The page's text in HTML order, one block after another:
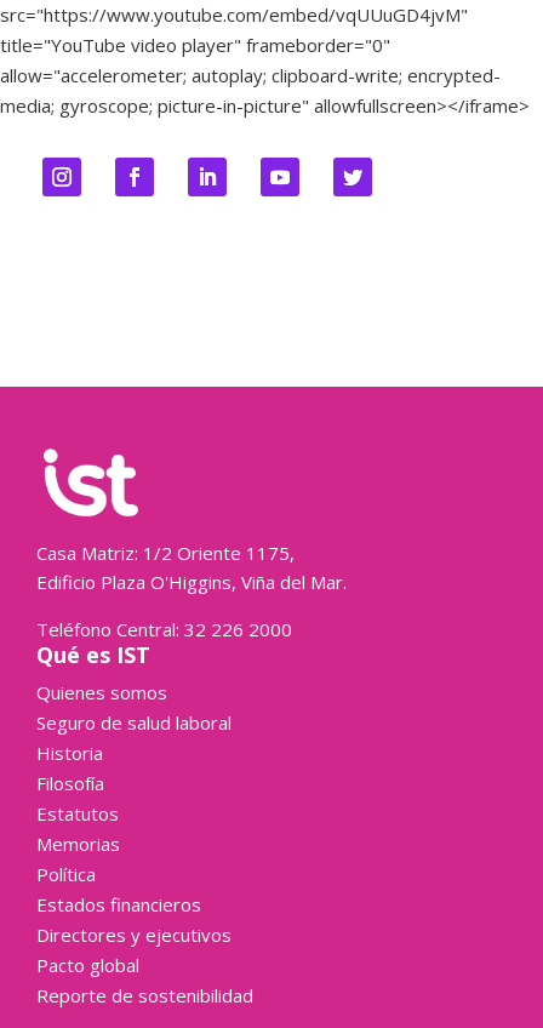
src="https://www.youtube.com/embed/vqUUuGD4jvM"
title="YouTube video player" frameborder="0"
allow="accelerometer; autoplay; clipboard-write; encrypted-
media; gyroscope; picture-in-picture" allowfullscreen></iframe>
Casa Matriz: 1/2 Oriente 1175,
Edificio Plaza O'Higgins, Viña del Mar.
Teléfono Central: 32 226 2000
Qué es IST
Quienes somos
Seguro de salud laboral
Historia
Filosofía
Estatutos
Memorias
Política
Estados financieros
Directores y ejecutivos
Pacto global
Reporte de sostenibilidad